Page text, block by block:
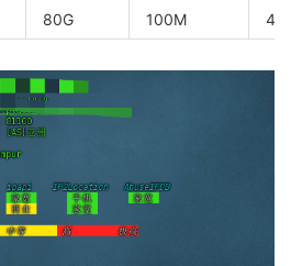
80G 100M 4T